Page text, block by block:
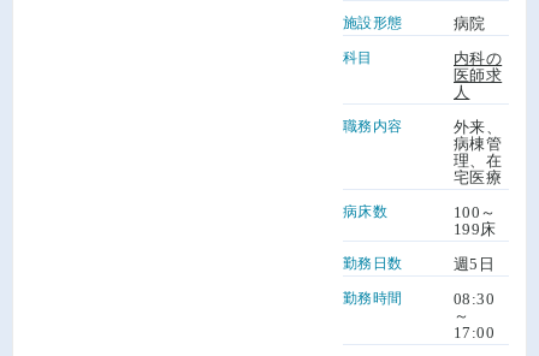
施設形態 病院
科目
内科の
医師求
人
職務内容
外来、
病棟管
理、在
宅医療
病床数
100～
199床
勤務日数 週5日
勤務時間
08:30
～
17:00